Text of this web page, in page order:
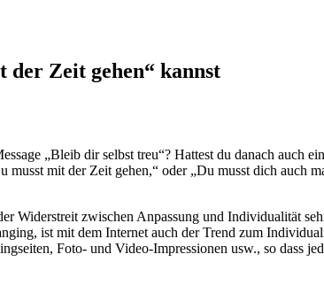
der Zeit gehen“ kannst
„Bleib dir selbst treu“? Hattest du danach
mit der Zeit gehen,“ oder „Du musst dich auch
Widerstreit zwischen Anpassung und Individualität
ist mit dem Internet auch der Trend zum
Foto- und Video-Impressionen usw., so dass